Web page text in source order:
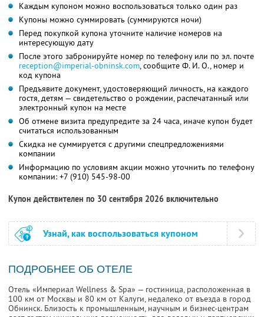
Каждым купоном можно воспользоваться только один раз
Купоны можно суммировать (суммируются ночи)
Перед покупкой купона уточните наличие номеров на
интересующую дату
После этого забронируйте номер по телефону или по эл. почте
reception@imperial-obninsk.com,сообщите Ф. И. О.,номер и
код купона
Предъявите документ, удостоверяющий личность, на каждого
гостя, детям — свидетельство о рождении, распечатанный или
электронный купон на месте
Об отмене визита предупредите за 24 часа, иначе купон будет
считаться использованным
Скидка не суммируется с другими спецпредложениями
компании
Информацию по условиям акции можно уточнить по телефону
компании: +7 (910) 545-98-00
Купон действителен по 30 сентября 2026 включительно
Узнай, как воспользоваться купоном
ПОДРОБНЕЕ ОБ ОТЕЛЕ
Отель «Империал Wellness & Spa» — гостиница, расположенная в
100 км от Москвы и 80 км от Калуги, недалеко от въезда в город
Обнинск. Близость к промышленным, научным и бизнес-центрам